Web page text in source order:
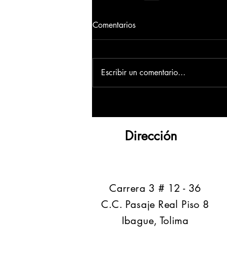
Comentarios
Escribir un comentario...
Dirección
​Carrera 3 # 12 - 36
C.C. Pasaje Real Piso 8
Ibague, Tolima